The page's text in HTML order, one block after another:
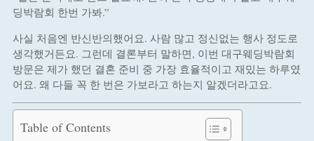
딩박람회 한번 가봐.”
사실 처음엔 반신반의했어요. 사람 많고 정신없는 행사 정도로
생각했거든요. 그런데 결론부터 말하면, 이번 대구웨딩박람회
방문은 제가 했던 결혼 준비 중 가장 효율적이고 재밌는 하루였
어요. 왜 다들 꼭 한 번은 가보라고 하는지 알겠더라고요.
Table of Contents